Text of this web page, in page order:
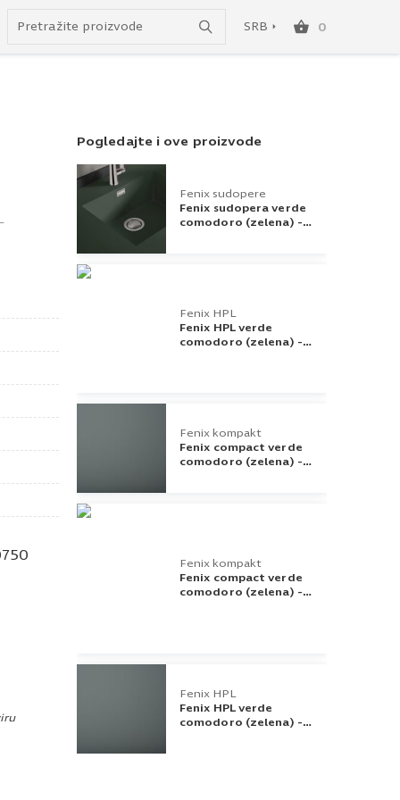
SRB
SRB
0
Pogledajte i ove proizvode
Fenix sudopere
Fenix sudopera verde
comodoro (zelena) -
Fenix HPL
Fenix HPL verde
comodoro (zelena) -
Fenix kompakt
Fenix compact verde
comodoro (zelena) -
Fenix kompakt
Fenix compact verde
comodoro (zelena) -
Fenix HPL
Fenix HPL verde
comodoro (zelena) -